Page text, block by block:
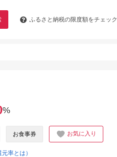
ふるさと納税の限度額をチェック
%
お食事券 お気に入り
元率とは）